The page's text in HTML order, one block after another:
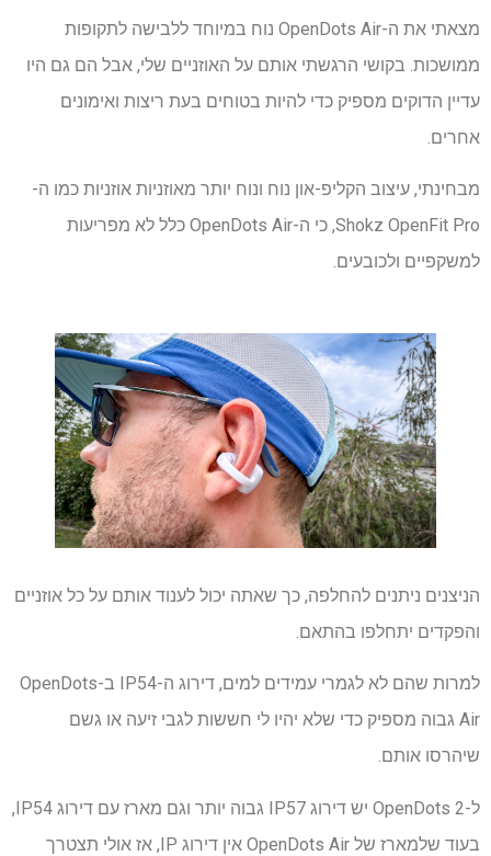
מצאתי את ה-OpenDots Air נוח במיוחד ללבישה לתקופות
ממושכות. בקושי הרגשתי אותם על האוזניים שלי, אבל הם גם היו
עדיין הדוקים מספיק כדי להיות בטוחים בעת ריצות ואימונים
אחרים.
מבחינתי, עיצוב הקליפ-און נוח ונוח יותר מאוזניות אוזניות כמו ה-
Shokz OpenFit Pro, כי ה-OpenDots Air כלל לא מפריעות
למשקפיים ולכובעים.
הניצנים ניתנים להחלפה, כך שאתה יכול לענוד אותם על כל אוזניים
והפקדים יתחלפו בהתאם.
למרות שהם לא לגמרי עמידים למים, דירוג ה-IP54 ב-OpenDots
Air גבוה מספיק כדי שלא יהיו לי חששות לגבי זיעה או גשם
שיהרסו אותם.
ל-OpenDots 2 יש דירוג IP57 גבוה יותר וגם מארז עם דירוג IP54,
בעוד שלמארז של OpenDots Air אין דירוג IP, אז אולי תצטרך